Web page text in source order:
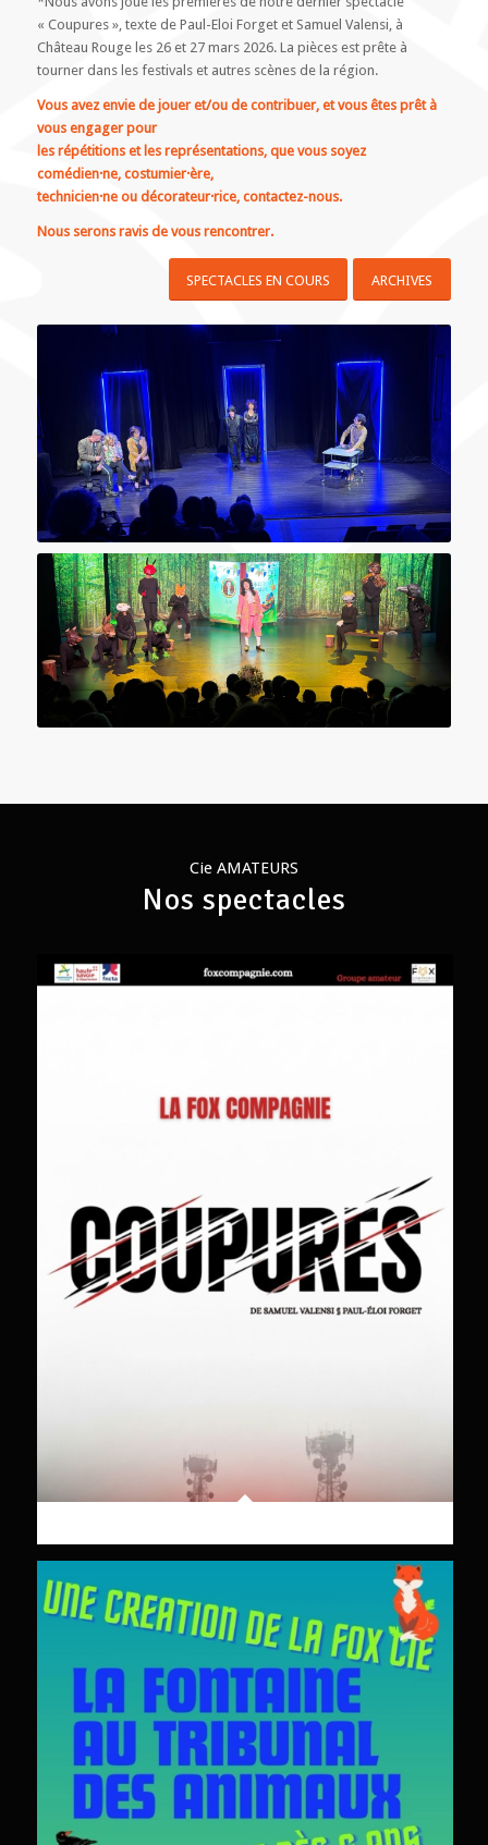
« Coupures », texte de Paul-Eloi Forget et Samuel Valensi, à
Château Rouge les 26 et 27 mars 2026. La pièces est prête à
tourner dans les festivals et autres scènes de la région.
Vous avez envie de jouer et/ou de contribuer, et vous êtes prêt à
vous engager pour
les répétitions et les représentations, que vous soyez
comédien·ne, costumier·ère,
technicien·ne ou décorateur·rice, contactez-nous.
Nous serons ravis de vous rencontrer.
SPECTACLES EN COURS ARCHIVES
Cie AMATEURS
Nos spectacles